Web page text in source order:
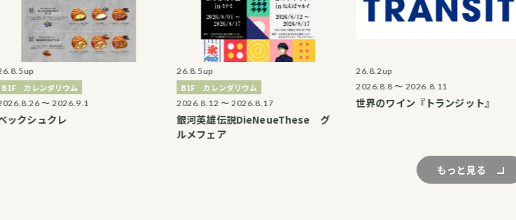
ンダリウム
〜 2026.9.1
ュクレ
26.8.5up
B1F カレンダリウム
2026.8.12 〜 2026.8.17
銀河英雄伝説DieNeueThese グ
ルメフェア
26.8.2up
2026.8.8 〜 2026.8.11
世界のワイン『トランジット』
もっと見る